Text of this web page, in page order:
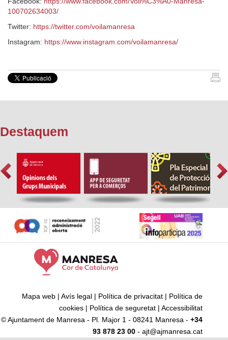
100702634003/
Twitter: https://twitter.com/voilamanresa
Instagram: https://www.instagram.com/voilamanresa/
Destaquem
Mapa web | Avís legal | Política de privacitat | Política de
cookies | Política de seguretat | Accessibilitat
© Ajuntament de Manresa - Pl. Major 1 - 08241 Manresa - +34
93 878 23 00 - ajt@ajmanresa.cat